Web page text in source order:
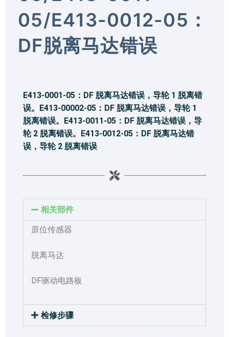
05/E413-0012-05：
DF脱离马达错误
E413-0001-05：DF 脱离马达错误，导轮 1 脱离错
误。E413-00002-05：DF 脱离马达错误，导轮 1
脱离错误。E413-0011-05：DF 脱离马达错误，导
轮 2 脱离错误。E413-0012-05：DF 脱离马达错
误，导轮 2 脱离错误
相关部件
原位传感器
脱离马达
DF驱动电路板
检修步骤